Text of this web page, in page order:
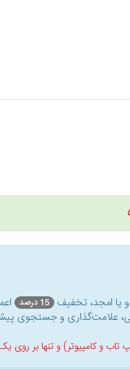
یا امجد، تخفیف 15 درصد
علامت‌گذاری و جستجوی
تاب و کامپیوتر) و تنها بر